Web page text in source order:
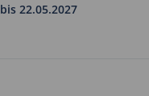
22.05.2027